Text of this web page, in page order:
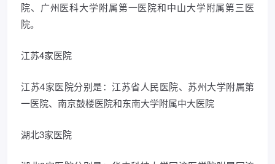
院、广州医科大学附属第一医院和中山大学附属第三医
院。
江苏4家医院
江苏4家医院分别是：江苏省人民医院、苏州大学附属第
一医院、南京鼓楼医院和东南大学附属中大医院
湖北3家医院